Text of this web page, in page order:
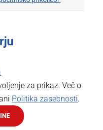
za prikaz. Več o
Politika zasebnosti.